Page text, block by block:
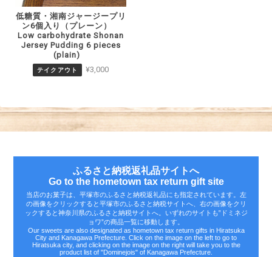
低糖質・湘南ジャージープリ
ン6個入り（プレーン）
Low carbohydrate Shonan
Jersey Pudding 6 pieces
(plain)
テイクアウト ¥3,000
ふるさと納税返礼品サイトへ
Go to the hometown tax return gift site
当店のお菓子は、平塚市のふるさと納税返礼品にも指定されています。左
の画像をクリックすると平塚市のふるさと納税サイトへ、右の画像をクリ
ックすると神奈川県のふるさと納税サイトへ。いずれのサイトも‟ドミネジ
ョワ”の商品一覧に移動します。
Our sweets are also designated as hometown tax return gifts in Hiratsuka
City and Kanagawa Prefecture. Click on the image on the left to go to
Hiratsuka city, and clicking on the image on the right will take you to the
product list of "Dominejois" of Kanagawa Prefecture.